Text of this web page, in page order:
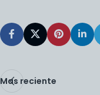
Mas reciente